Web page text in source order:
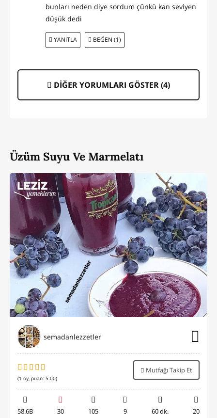
bunları neden diye sordum çünkü kan seviyen
düşük dedi
YANITLA BEĞEN (1)
DİĞER YORUMLARI GÖSTER (4)
Üzüm Suyu Ve Marmelatı
semadanlezzetler
(1 oy, puan: 5.00)
Mutfağı Takip Et
58.6B 30 105 9 60 dk. 20